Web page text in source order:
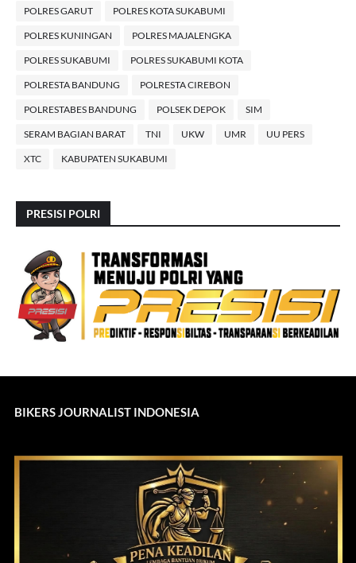
POLRES GARUT POLRES KOTA SUKABUMI
POLRES KUNINGAN POLRES MAJALENGKA
POLRES SUKABUMI POLRES SUKABUMI KOTA
POLRESTA BANDUNG POLRESTA CIREBON
POLRESTABES BANDUNG POLSEK DEPOK SIM
SERAM BAGIAN BARAT TNI UKW UMR UU PERS
XTC KABUPATEN SUKABUMI
PRESISI POLRI
BIKERS JOURNALIST INDONESIA